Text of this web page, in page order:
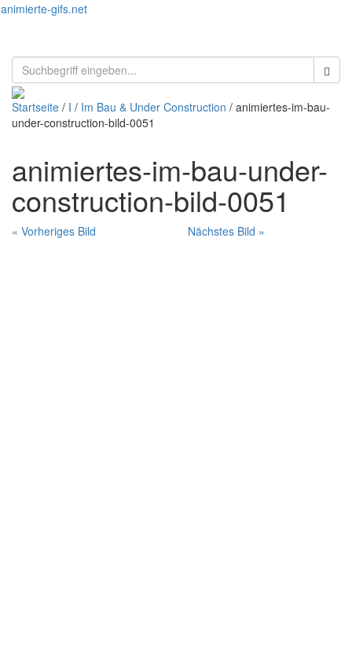
animierte-gifs.net
Startseite / I / Im Bau & Under Construction / animiertes-im-bau-
under-construction-bild-0051
animiertes-im-bau-under-
construction-bild-0051
« Vorheriges Bild Nächstes Bild »